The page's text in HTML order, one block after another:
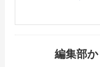
編集部